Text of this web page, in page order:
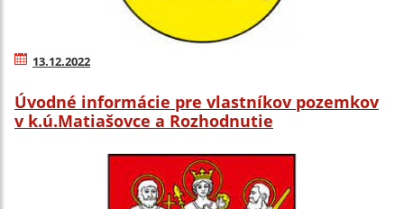
13.12.2022
Úvodné informácie pre vlastníkov pozemkov
v k.ú.Matiašovce a Rozhodnutie